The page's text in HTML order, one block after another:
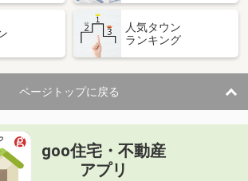
人気タウン
ランキング
ページトップに戻る
goo住宅・不動産
アプリ